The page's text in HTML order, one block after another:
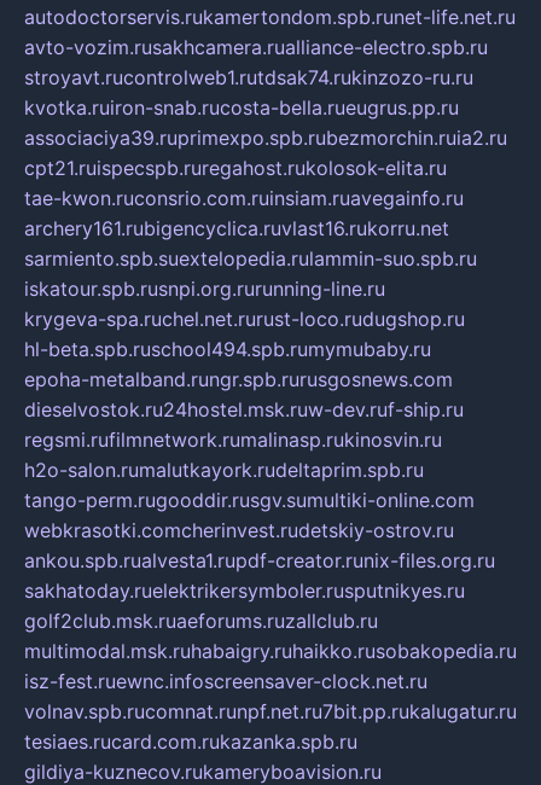
autodoctorservis.rukamertondom.spb.runet-life.net.ru
avto-vozim.rusakhcamera.rualliance-electro.spb.ru
stroyavt.rucontrolweb1.rutdsak74.rukinzozo-ru.ru
kvotka.ruiron-snab.rucosta-bella.rueugrus.pp.ru
associaciya39.ruprimexpo.spb.rubezmorchin.ruia2.ru
cpt21.ruispecspb.ruregahost.rukolosok-elita.ru
tae-kwon.ruconsrio.com.ruinsiam.ruavegainfo.ru
archery161.rubigencyclica.ruvlast16.rukorru.net
sarmiento.spb.suextelopedia.rulammin-suo.spb.ru
iskatour.spb.rusnpi.org.rurunning-line.ru
krygeva-spa.ruchel.net.rurust-loco.rudugshop.ru
hl-beta.spb.ruschool494.spb.rumymubaby.ru
epoha-metalband.rungr.spb.rurusgosnews.com
dieselvostok.ru24hostel.msk.ruw-dev.ruf-ship.ru
regsmi.rufilmnetwork.rumalinasp.rukinosvin.ru
h2o-salon.rumalutkayork.rudeltaprim.spb.ru
tango-perm.rugooddir.rusgv.sumultiki-online.com
webkrasotki.comcherinvest.rudetskiy-ostrov.ru
ankou.spb.rualvesta1.rupdf-creator.runix-files.org.ru
sakhatoday.ruelektrikersymboler.rusputnikyes.ru
golf2club.msk.ruaeforums.ruzallclub.ru
multimodal.msk.ruhabaigry.ruhaikko.rusobakopedia.ru
isz-fest.ruewnc.infoscreensaver-clock.net.ru
volnav.spb.rucomnat.runpf.net.ru7bit.pp.rukalugatur.ru
tesiaes.rucard.com.rukazanka.spb.ru
gildiya-kuznecov.rukameryboavision.ru